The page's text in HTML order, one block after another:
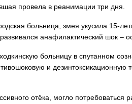
провела в реанимации три дня.
больница, змея укусила 15-
анафилактический шок –
больницу в спутанном
и дезинтоксикационную
отёка, могло потребоваться